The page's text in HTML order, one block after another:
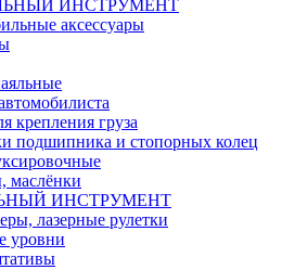
ИНСТРУМЕНТ
аксессуары
крепления груза
подшипника и стопорных колец
ИНСТРУМЕНТ
лазерные рулетки
уровни